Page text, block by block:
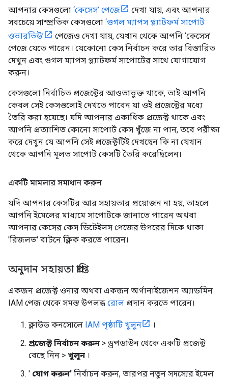
আপনার কেসগুলো ‘কেসেস’ পেজে
দেখা যায়, এবং আপনার
সবচেয়ে সাম্প্রতিক কেসগুলো ‘গুগল ম্যাপস প্ল্যাটফর্ম সাপোর্ট
ওভারভিউ’
পেজেও দেখা যায়, যেখান থেকে আপনি ‘কেসেস’
পেজে যেতে পারেন। যেকোনো কেস নির্বাচন করে তার বিস্তারিত
দেখুন এবং গুগল ম্যাপস প্ল্যাটফর্ম সাপোর্টের সাথে যোগাযোগ
করুন।
কেসগুলো নির্বাচিত প্রজেক্টের আওতাভুক্ত থাকে, তাই আপনি
কেবল সেই কেসগুলোই দেখতে পাবেন যা ওই প্রজেক্টের মধ্যে
তৈরি করা হয়েছে। যদি আপনার একাধিক প্রজেক্ট থাকে এবং
আপনি প্রত্যাশিত কোনো সাপোর্ট কেস খুঁজে না পান, তবে পরীক্ষা
করে দেখুন যে আপনি সেই প্রজেক্টটিই দেখছেন কি না যেখান
থেকে আপনি মূলত সাপোর্ট কেসটি তৈরি করেছিলেন।
একটি মামলার সমাধান করুন
যদি আপনার কেসটির আর সহায়তার প্রয়োজন না হয়, তাহলে
আপনি ইমেলের মাধ্যমে সাপোর্টকে জানাতে পারেন অথবা
আপনার কেসের কেস ডিটেইলস পেজের উপরের দিকে থাকা
'রিজলভ' বাটনে ক্লিক করতে পারেন।
অনুদান সহায়তা প্রাপ্তি
একজন প্রজেক্ট ওনার অথবা একজন অর্গানাইজেশন অ্যাডমিন
IAM পেজ থেকে সমস্ত উপলব্ধ রোল প্রদান করতে পারেন।
ক্লাউড কনসোলে IAM পৃষ্ঠাটি খুলুন
।
প্রজেক্ট নির্বাচন করুন > ড্রপডাউন থেকে একটি প্রজেক্ট
বেছে নিন > খুলুন ।
' যোগ করুন' নির্বাচন করুন, তারপর নতুন সদস্যের ইমেল